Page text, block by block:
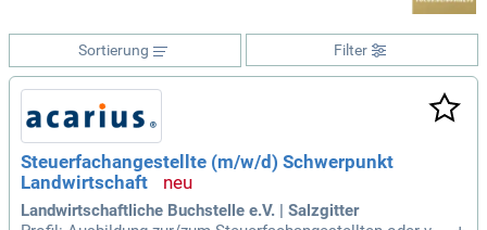
Filter
Sortierung
Steuerfachangestellte (m/w/d) Schwerpunkt
Landwirtschaft
Landwirtschaftliche Buchstelle e.V. | Salzgitter